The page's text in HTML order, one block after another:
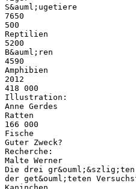
S&auml;ugetiere
7650
500
Reptilien
5200
B&auml;ren
4590
Amphibien
2012
418 000
Illustration:
Anne Gerdes
Ratten
166 000
Fische
Guter Zweck?
Recherche:
Malte Werner
Die drei gr&ouml;&szlig;ten
der get&ouml;teten